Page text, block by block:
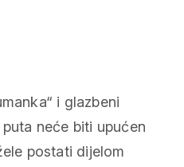
i glazbeni
neće biti upućen
postati dijelom